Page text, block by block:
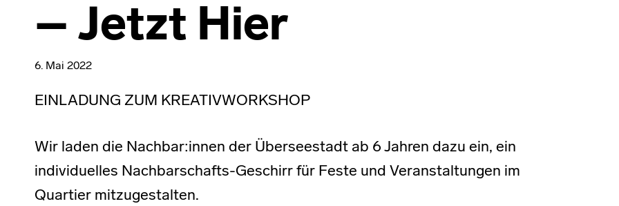
– Jetzt Hier
6. Mai 2022
EINLADUNG ZUM KREATIVWORKSHOP
Wir laden die Nachbar:innen der Überseestadt ab 6 Jahren dazu ein, ein
individuelles Nachbarschafts-Geschirr für Feste und Veranstaltungen im
Quartier mitzugestalten.